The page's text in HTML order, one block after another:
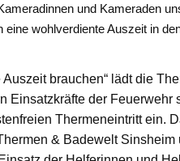
und Kameraden
wohlverdiente Auszeit in
brauchen“ lädt die
Einsatzkräfte der Feuerwehr
Thermeneintritt ein.
& Badewelt